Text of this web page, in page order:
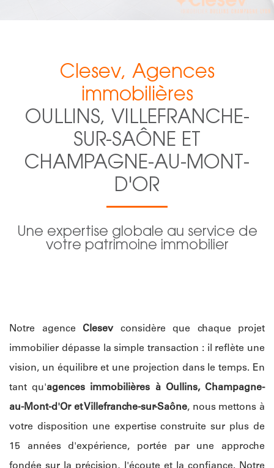
Clesev, Agences
immobilières
OULLINS, VILLEFRANCHE-
SUR-SAÔNE ET
CHAMPAGNE-AU-MONT-
D'OR
Une expertise globale au service de
votre patrimoine immobilier
Notre agence Clesevconsidère que chaque projet
immobilier dépasse la simple transaction : il reflète une
vision, un équilibre et une projection dans le temps. En
tant qu'agences immobilières à Oullins, Champagne-
au-Mont-d'Or et Villefranche-sur-Saône, nous mettons à
votre disposition une expertise construite sur plus de
15 années d'expérience, portée par une approche